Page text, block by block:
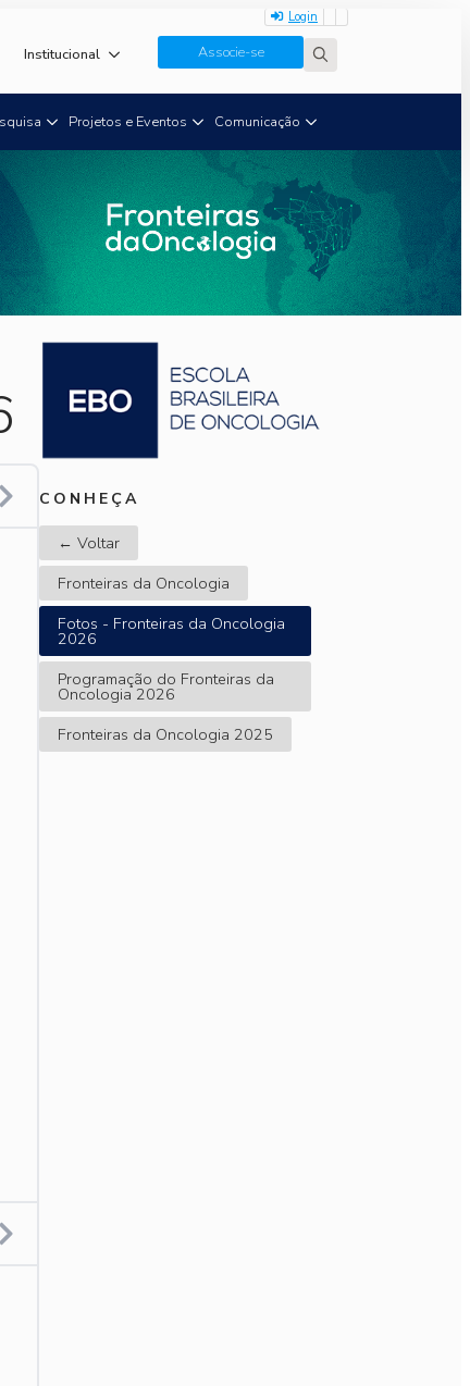
Login
Institucional Associe-se
Projetos e Eventos Comunicação
CONHEÇA
← Voltar
Fronteiras da Oncologia
Fotos - Fronteiras da Oncologia
2026
Programação do Fronteiras da
Oncologia 2026
Fronteiras da Oncologia 2025